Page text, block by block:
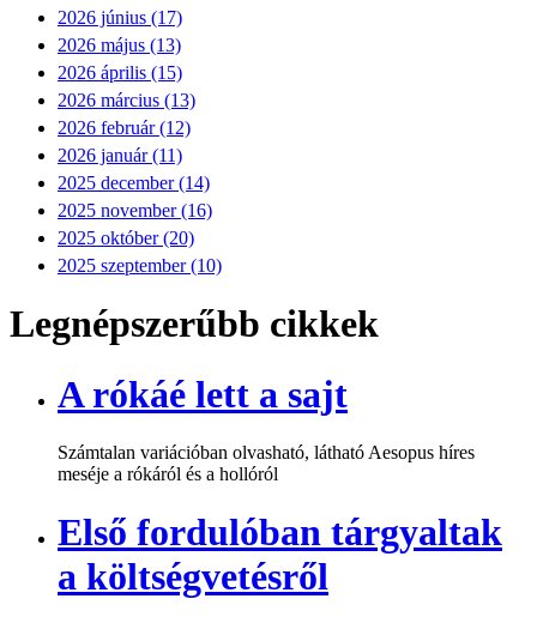
2026 június (17)
2026 május (13)
2026 április (15)
2026 március (13)
2026 február (12)
2026 január (11)
2025 december (14)
2025 november (16)
2025 október (20)
2025 szeptember (10)
Legnépszerűbb cikkek
A rókáé lett a sajt
Számtalan variációban olvasható, látható Aesopus híres
meséje a rókáról és a hollóról
Első fordulóban tárgyaltak
a költségvetésről